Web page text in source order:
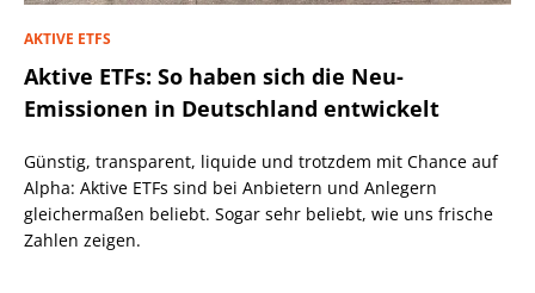
AKTIVE ETFS
Aktive ETFs: So haben sich die Neu-
Emissionen in Deutschland entwickelt
Günstig, transparent, liquide und trotzdem mit Chance auf
Alpha: Aktive ETFs sind bei Anbietern und Anlegern
gleichermaßen beliebt. Sogar sehr beliebt, wie uns frische
Zahlen zeigen.